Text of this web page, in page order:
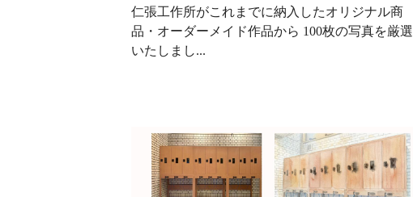
仁張工作所がこれまでに納入したオリジナル商
品・オーダーメイド作品から 100枚の写真を厳選
いたしまし...